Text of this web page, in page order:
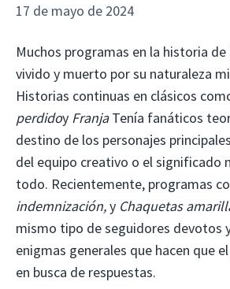
17 de mayo de 2024
Muchos programas en la historia
vivido y muerto por su naturaleza
Historias continuas en clásicos
perdidoy FranjaTenía fanáticos
destino de los personajes
del equipo creativo o el significado
todo. Recientemente, programas
indemnización,y Chaquetas
mismo tipo de seguidores devotos
enigmas generales que hacen que
en busca de respuestas.